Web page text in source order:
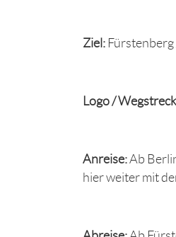
Ziel: Fürstenberg
Logo /
Anreise:Ab
hier weiter mit